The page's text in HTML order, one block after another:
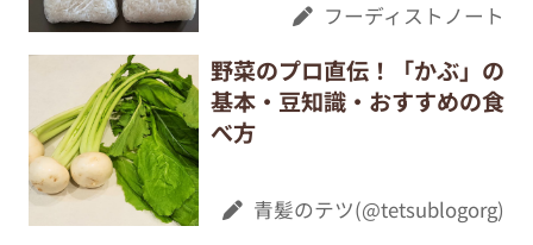
フーディストノート
野菜のプロ直伝！「かぶ」の
基本・豆知識・おすすめの食
べ方
青髪のテツ(@tetsublogorg)